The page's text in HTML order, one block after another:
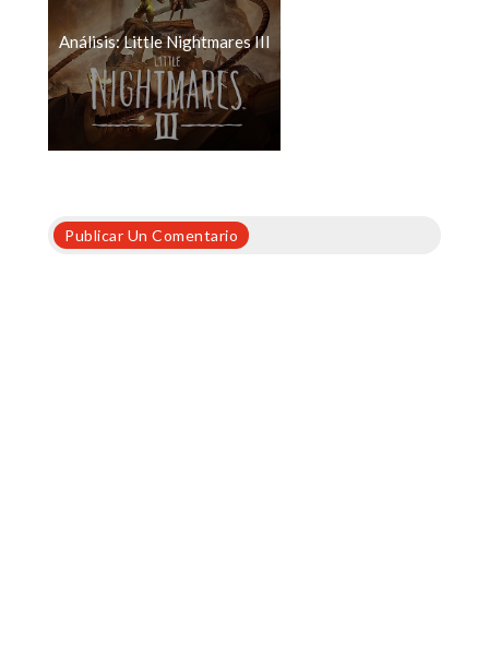
Análisis: Little Nightmares III
Publicar Un Comentario